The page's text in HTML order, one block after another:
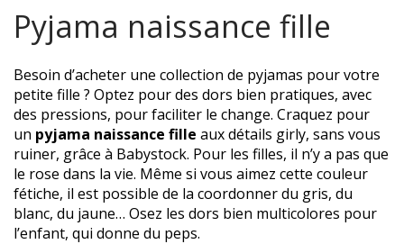
Pyjama naissance fille
Besoin d’acheter une collection de pyjamas pour votre
petite fille ? Optez pour des dors bien pratiques, avec
des pressions, pour faciliter le change. Craquez pour
un pyjama naissance fille aux détails girly, sans vous
ruiner, grâce à Babystock. Pour les filles, il n’y a pas que
le rose dans la vie. Même si vous aimez cette couleur
fétiche, il est possible de la coordonner du gris, du
blanc, du jaune… Osez les dors bien multicolores pour
l’enfant, qui donne du peps.